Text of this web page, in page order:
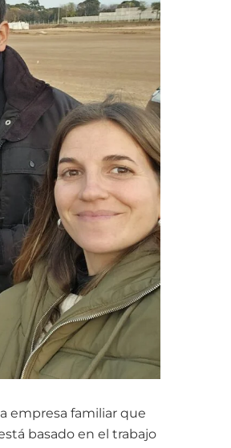
empresa familiar que
basado en el trabajo